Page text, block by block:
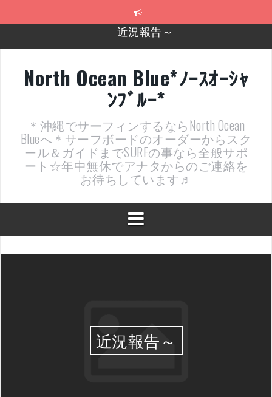
近況報告～
2026年明けました〜
近況報告ww
ヤッチマッターーーー！！！
支部長就任報告と支部予選・検定開催決定！
North Ocean Blue*ﾉｰｽｵｰｼｬ
ﾝﾌﾞﾙｰ*
＊沖縄でサーフィンするならNorth Ocean
Blueへ＊サーフボードのオーダーからスク
ール＆ガイドまでSURFの事なら全般サポ
ート☆年中無休でアナタからのご連絡を
お待ちしています♬
近況報告～